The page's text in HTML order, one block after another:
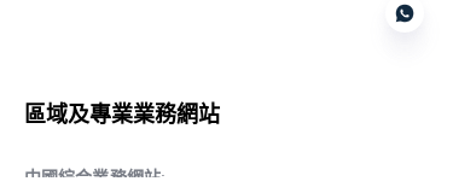
區域及專業業務網站
中國綜合業務網站: